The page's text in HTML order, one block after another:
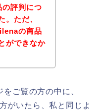
評判につ
。ただ、
の商品
ができなか
ご覧の方の中に、
がいたら、私と同じよ